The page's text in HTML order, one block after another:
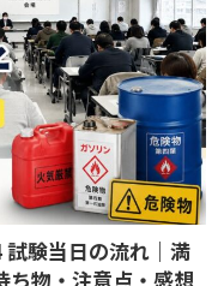
試験当日の流れ｜満
ち物・注意点・感想